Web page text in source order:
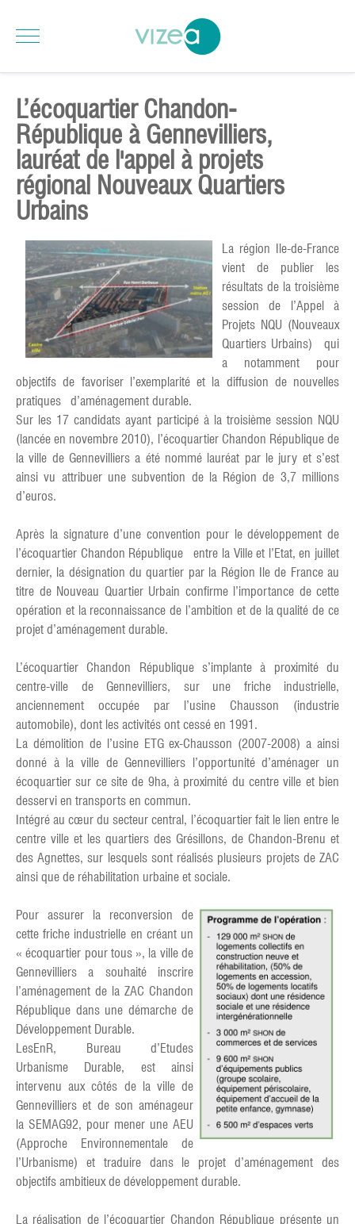
L’écoquartier Chandon-
République à Gennevilliers,
lauréat de l'appel à projets
régional Nouveaux Quartiers
Urbains
La région Ile-de-France
vient de publier les
résultats de la troisième
session de l’Appel à
Projets NQU (Nouveaux
Quartiers Urbains) qui
a notamment pour
objectifs de favoriser l’exemplarité et la diffusion de nouvelles
pratiques d’aménagement durable.
Sur les 17 candidats ayant participé à la troisième session NQU
(lancée en novembre 2010), l’écoquartier Chandon République de
la ville de Gennevilliers a été nommé lauréat par le jury et s’est
ainsi vu attribuer une subvention de la Région de 3,7 millions
d’euros.
Après la signature d’une convention pour le développement de
l’écoquartier Chandon République entre la Ville et l’Etat, en juillet
dernier, la désignation du quartier par la Région Ile de France au
titre de Nouveau Quartier Urbain confirme l’importance de cette
opération et la reconnaissance de l’ambition et de la qualité de ce
projet d’aménagement durable.
L’écoquartier Chandon République s’implante à proximité du
centre-ville de Gennevilliers, sur une friche industrielle,
anciennement occupée par l’usine Chausson (industrie
automobile), dont les activités ont cessé en 1991.
La démolition de l’usine ETG ex-Chausson (2007-2008) a ainsi
donné à la ville de Gennevilliers l’opportunité d’aménager un
écoquartier sur ce site de 9ha, à proximité du centre ville et bien
desservi en transports en commun.
Intégré au cœur du secteur central, l’écoquartier fait le lien entre le
centre ville et les quartiers des Grésillons, de Chandon-Brenu et
des Agnettes, sur lesquels sont réalisés plusieurs projets de ZAC
ainsi que de réhabilitation urbaine et sociale.
Pour assurer la reconversion de
cette friche industrielle en créant un
« écoquartier pour tous », la ville de
Gennevilliers a souhaité inscrire
l’aménagement de la ZAC Chandon
République dans une démarche de
Développement Durable.
LesEnR, Bureau d’Etudes
Urbanisme Durable, est ainsi
intervenu aux côtés de la ville de
Gennevilliers et de son aménageur
la SEMAG92, pour mener une AEU
(Approche Environnementale de
l’Urbanisme) et traduire dans le projet d’aménagement des
objectifs ambitieux de développement durable.
La réalisation de l’écoquartier Chandon République présente un